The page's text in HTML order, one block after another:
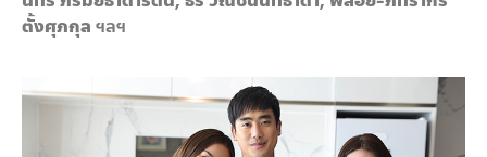
ตั้งศุภกุล ฯลฯ